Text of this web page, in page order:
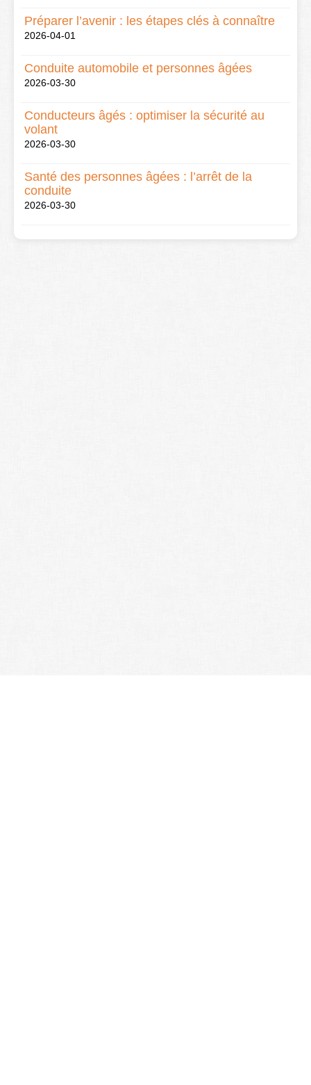
Préparer l’avenir : les étapes clés à connaître
2026-04-01
Conduite automobile et personnes âgées
2026-03-30
Conducteurs âgés : optimiser la sécurité au
volant
2026-03-30
Santé des personnes âgées : l’arrêt de la
conduite
2026-03-30